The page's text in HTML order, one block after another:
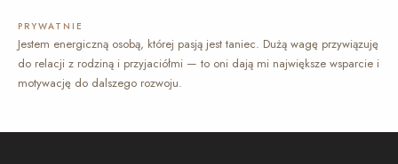
PRYWATNIE
Jestem energiczną osobą, której pasją jest taniec. Dużą wagę przywiązuję
do relacji z rodziną i przyjaciółmi — to oni dają mi największe wsparcie i
motywację do dalszego rozwoju.